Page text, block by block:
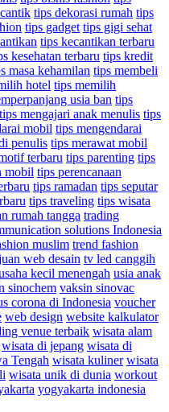
tips dekorasi rumah tips
tips gadget tips gigi sehat
tips kecantikan terbaru
kesehatan terbaru tips kredit
masa kehamilan tips membeli
hotel tips memilih
usia ban tips
tips mengajari anak menulis tips
mobil tips mengendarai
penulis tips merawat mobil
terbaru tips parenting tips
mobil tips perencanaan
tips ramadan tips seputar
tips traveling tips wisata
rumah tangga trading
solutions Indonesia
muslim trend fashion
web desain tv led canggih
kecil menengah usia anak
sinochem vaksin sinovac
corona di Indonesia voucher
web design website kalkulator
venue terbaik wisata alam
wisata di jepang wisata di
Tengah wisata kuliner wisata
wisata unik di dunia workout
yogyakarta indonesia